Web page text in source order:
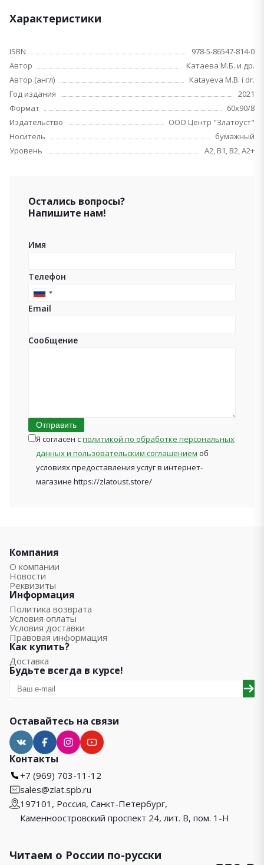
Характеристики
ISBN
978-5-86547-814-0
Автор
Катаева М.Б. и др.
Автор (англ)
Katayeva M.B. i dr.
Год издания
2021
Формат
60х90/8
Издательство
ООО Центр "Златоуст"
Носитель
бумажный
Уровень
A2, B1, B2, A2+
Читаем о России по-русски
Остались вопросы?
Напишите нам!
Имя
Телефон
Russia
+7
Email
Сообщение
Отправить
Я согласен сполитикой по обработке персональных
данных и пользовательским соглашением об
условиях предоставления услуг в интернет-
магазине https://zlatoust.store/
Компания
О компании
Новости
Реквизиты
Информация
Политика возврата
Условия оплаты
Условия доставки
Правовая информация
Как купить?
Доставка
Будьте всегда в курсе!
Оставайтесь на связи
Контакты
+7 (969) 703-11-12
sales@zlat.spb.ru
197101, Россия, Санкт-Петербург,
Каменноостровский проспект 24, лит. В, пом. 1-Н